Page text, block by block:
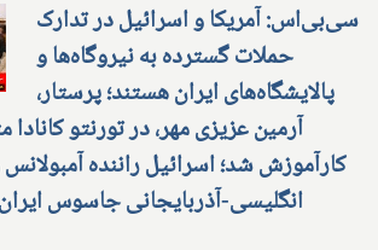
سی‌بی‌اس: آمریکا و اسرائیل در تدارک
حملات گسترده به نیروگاه‌ها و
پالایشگاه‌های ایران هستند؛ پرستار،
آرمین عزیزی مهر، در تورنتو
کارآموزش شد؛ اسرائیل راننده
انگلیسی-آذربایجانی جاسوس